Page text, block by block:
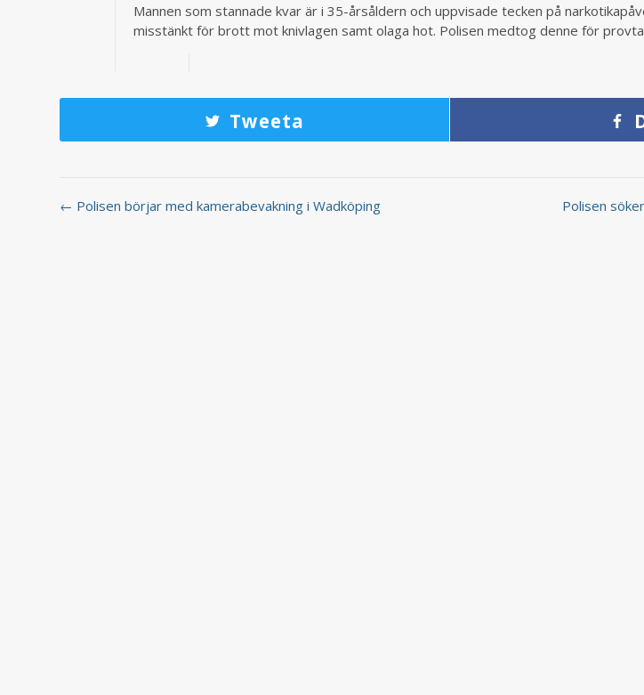
Mannen som stannade kvar är i 35-årsåldern och uppvisade tecken på
misstänkt för brott mot knivlagen samt olaga hot. Polisen medtog denne för
Tweeta
← Polisen börjar med kamerabevakning i Wadköping Polisen